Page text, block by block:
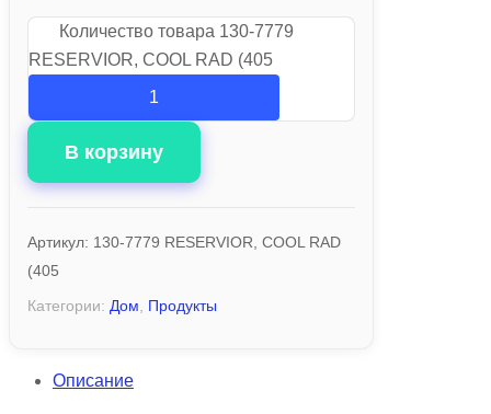
Количество товара 130-7779
RESERVIOR, COOL RAD (405
В корзину
Артикул: 130-7779 RESERVIOR, COOL RAD
(405
Категории: Дом Продукты
Описание